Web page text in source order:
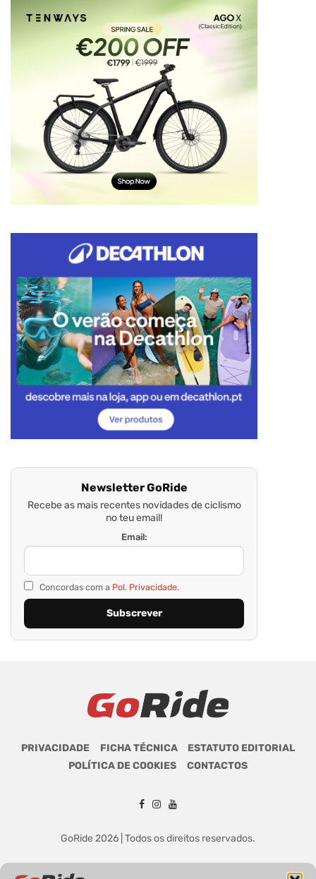
Newsletter GoRide
Recebe as mais recentes novidades de ciclismo
no teu email!
Email:
Concordas com a Pol. Privacidade.
PRIVACIDADE FICHA TÉCNICA
ESTATUTO EDITORIAL
POLÍTICA DE COOKIES
CONTACTOS
GoRide 2026 | Todos os direitos reservados.